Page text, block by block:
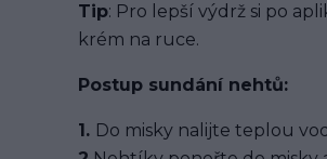
Tip: Pro lepší výdrž si po
krém na ruce.
Postup sundání nehtů:
1. Do misky nalijte teplou